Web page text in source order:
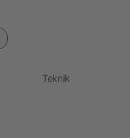
Teknik